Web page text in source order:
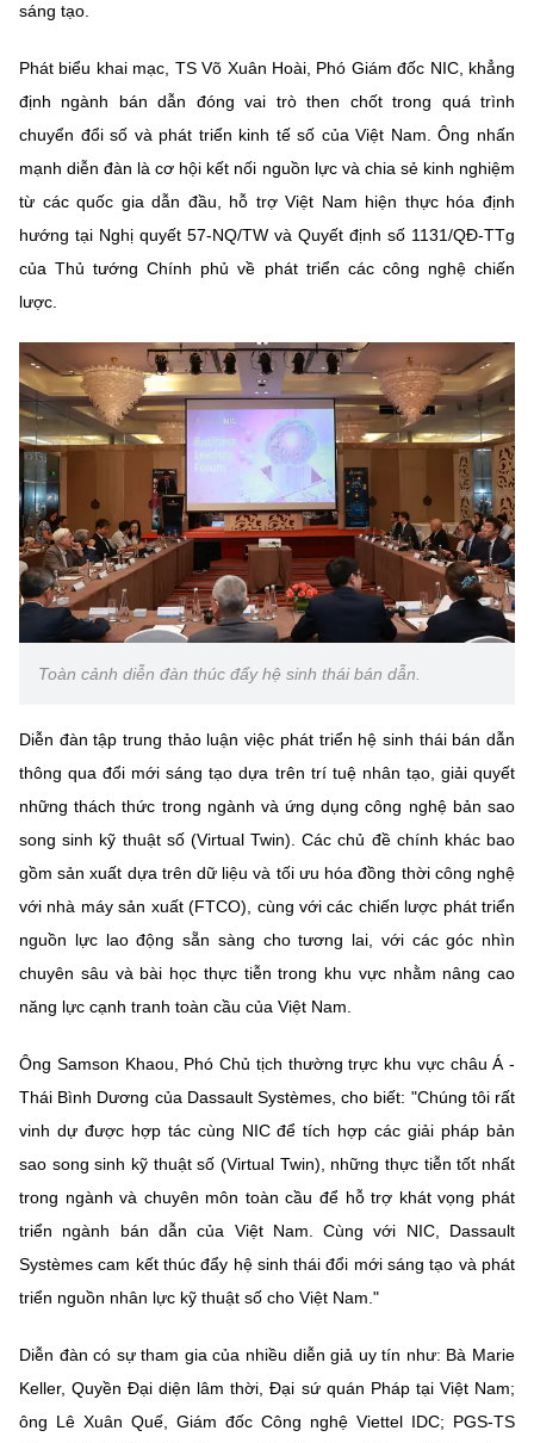
Vietnamese English
BỘ KHOA HỌC VÀ CÔNG NGHỆ
MINISTRY OF SCIENCE AND TECHNOLOGY
Cơ quan chủ quản: Bộ Khoa học và Công nghệ (MST)
Chịu trách nhiệm nội dung: Nguyễn Thị Hải Hằng
Giám đốc Trung tâm Truyền thông Khoa học và Công nghệ.
Liên hệ
Địa chỉ: Ban Biên tập Cổng TTĐT - 18 Nguyễn Du, TP. Hà Nội
Điện thoại: 024 3936 9506
Email:stc@mst.gov.vn
©2026 Bản quyền thuộc Bộ Khoa Học và Công Nghệ
(Ghi rõ nguồn "https://mst.gov.vn" khi phát hành lại thông tin từ
website này)
sáng tạo.
Phát biểu khai mạc, TS Võ Xuân Hoài, Phó Giám đốc NIC, khẳng
định ngành bán dẫn đóng vai trò then chốt trong quá trình
chuyển đổi số và phát triển kinh tế số của Việt Nam. Ông nhấn
mạnh diễn đàn là cơ hội kết nối nguồn lực và chia sẻ kinh nghiệm
từ các quốc gia dẫn đầu, hỗ trợ Việt Nam hiện thực hóa định
hướng tại Nghị quyết 57-NQ/TW và Quyết định số 1131/QĐ-TTg
của Thủ tướng Chính phủ về phát triển các công nghệ chiến
lược.
Toàn cảnh diễn đàn thúc đẩy hệ sinh thái bán dẫn.
Diễn đàn tập trung thảo luận việc phát triển hệ sinh thái bán dẫn
thông qua đổi mới sáng tạo dựa trên trí tuệ nhân tạo, giải quyết
những thách thức trong ngành và ứng dụng công nghệ bản sao
song sinh kỹ thuật số (Virtual Twin). Các chủ đề chính khác bao
gồm sản xuất dựa trên dữ liệu và tối ưu hóa đồng thời công nghệ
với nhà máy sản xuất (FTCO), cùng với các chiến lược phát triển
nguồn lực lao động sẵn sàng cho tương lai, với các góc nhìn
chuyên sâu và bài học thực tiễn trong khu vực nhằm nâng cao
năng lực cạnh tranh toàn cầu của Việt Nam.
Ông Samson Khaou, Phó Chủ tịch thường trực khu vực châu Á -
Thái Bình Dương của Dassault Systèmes, cho biết: "Chúng tôi rất
vinh dự được hợp tác cùng NIC để tích hợp các giải pháp bản
sao song sinh kỹ thuật số (Virtual Twin), những thực tiễn tốt nhất
trong ngành và chuyên môn toàn cầu để hỗ trợ khát vọng phát
triển ngành bán dẫn của Việt Nam. Cùng với NIC, Dassault
Systèmes cam kết thúc đẩy hệ sinh thái đổi mới sáng tạo và phát
triển nguồn nhân lực kỹ thuật số cho Việt Nam."
Diễn đàn có sự tham gia của nhiều diễn giả uy tín như: Bà Marie
Keller, Quyền Đại diện lâm thời, Đại sứ quán Pháp tại Việt Nam;
ông Lê Xuân Quế, Giám đốc Công nghệ Viettel IDC; PGS-TS